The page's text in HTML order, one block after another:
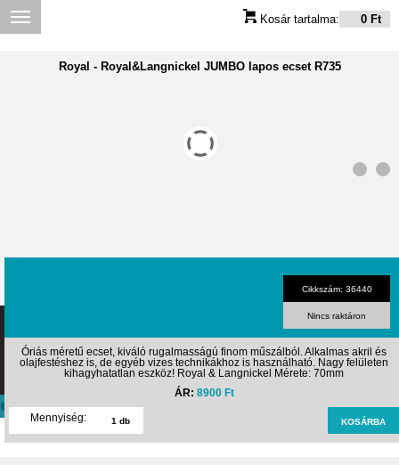
Kosár tartalma: 0 Ft
Royal - Royal&Langnickel JUMBO lapos ecset R735
Cikkszám: 36440
Nincs raktáron
Óriás méretű ecset, kiváló rugalmasságú finom műszálból. Alkalmas akril és
olajfestéshez is, de egyéb vizes technikákhoz is használható. Nagy felületen
kihagyhatatlan eszköz! Royal & Langnickel Mérete: 70mm
ÁR: 8900 Ft
Mennyiség:
Tel.:+36 (1) 355-18-63
1122 Budapest, Magyar jakobinusok tere
felhasználásához
az Ecsetbolt.hu írásos
engedélye szükséges.
Áraink bruttó árak,
az ÁFÁ-t tartalmazzák!
Fejlesztés és Hosting:
PONTNET
Design: SOLUS
Általános szerződési feltételek Rendelés menete